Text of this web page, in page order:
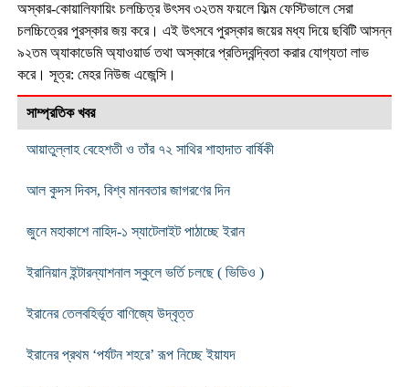
অস্কার-কোয়ালিফায়িং চলচ্চিত্র উৎসব ৩২তম ফয়লে ফিল্ম ফেস্টিভালে সেরা
চলচ্চিত্রের পুরস্কার জয় করে। এই উৎসবে পুরস্কার জয়ের মধ্য দিয়ে ছবিটি আসন্ন
৯২তম অ্যাকাডেমি অ্যাওয়ার্ড তথা অস্কারে প্রতিদ্বন্দ্বিতা করার যোগ্যতা লাভ
করে। সূত্র: মেহর নিউজ এজেন্সি।
সাম্প্রতিক খবর
আয়াতুল্লাহ বেহেশতী ও তাঁর ৭২ সাথির শাহাদাত বার্ষিকী
আল কুদস দিবস, বিশ্ব মানবতার জাগরণের দিন
জুনে মহাকাশে নাহিদ-১ স্যাটেলাইট পাঠাচ্ছে ইরান
ইরানিয়ান ইন্টারন্যাশনাল স্কুলে ভর্তি চলছে ( ভিডিও )
ইরানের তেলবহির্ভূত বাণিজ্যে উদ্বৃত্ত
ইরানের প্রথম ‘পর্যটন শহরে’ রূপ নিচ্ছে ইয়াযদ